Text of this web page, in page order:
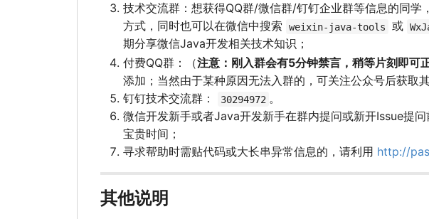
技术交流群：想获得QQ群/微信群/钉钉企业群等信息的同学
方式，同时也可以在微信中搜索
weixin-java-tools 或
期分享微信Java开发相关技术知识；
付费QQ群：（注意：刚入群会有5分钟禁言，稍等片刻即可
添加；当然由于某种原因无法入群的，可关注公众号后获取
钉钉技术交流群：
30294972 。
微信开发新手或者Java开发新手在群内提问或新开Issue提
宝贵时间；
寻求帮助时需贴代码或大长串异常信息的，请利用 http://
其他说明